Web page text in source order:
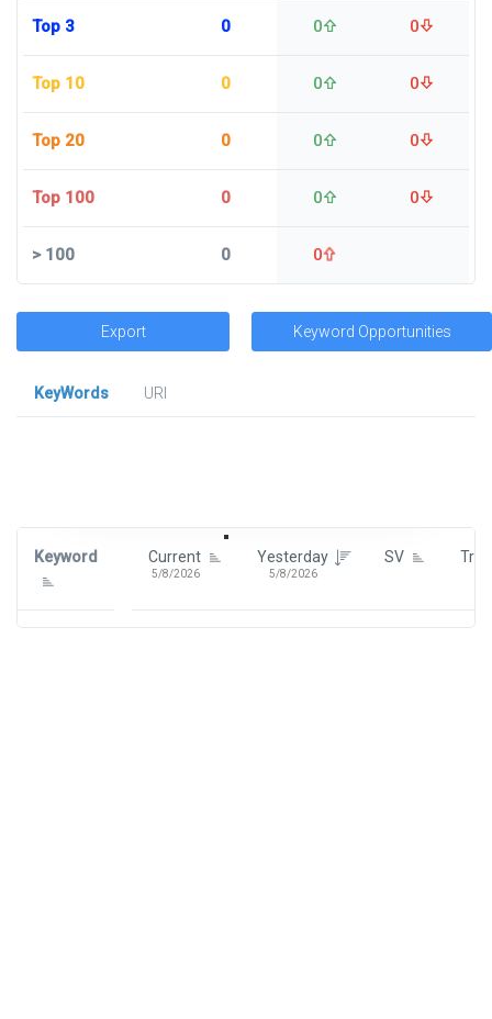
Top 3 0 0 0
Top 10 0 0 0
Top 20 0 0 0
Top 100 0 0 0
>100 0 0
Export Keyword Opportunities
KeyWords
URl
Keyword Current
5/8/2026
Yesterday
5/8/2026
SV